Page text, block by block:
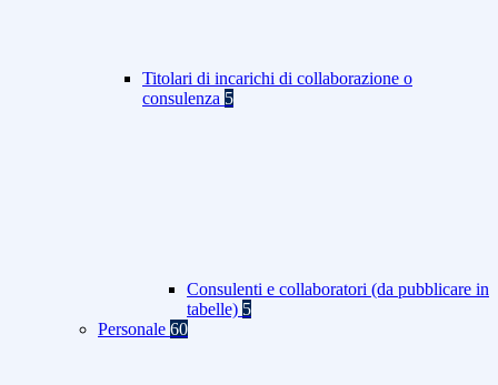
Titolari di incarichi di collaborazione o
consulenza 5
Consulenti e collaboratori (da pubblicare in
tabelle) 5
Personale 60